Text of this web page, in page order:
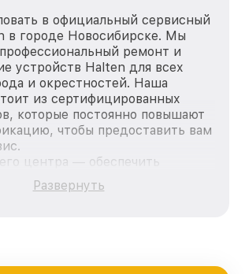
в официальный сервисный
в городе Новосибирске. Мы
ремонт и
устройств Halten для всех
и окрестностей. Наша
из сертифицированных
которые постоянно повышают
чтобы предоставить вам
центра — обеспечить
и доступный ремонт для
продукции Halten, вне
Развернуть